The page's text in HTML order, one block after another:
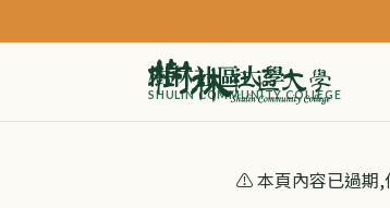
樹林社區大學
SHULIN COMMUNITY COLLEGE
⚠️ 本頁內容已過期,